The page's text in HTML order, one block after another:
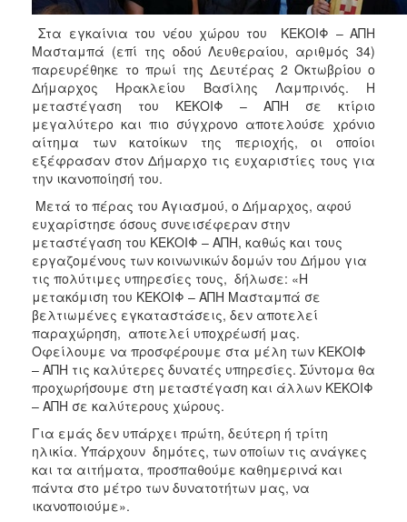
Κ.Δ.Α.Π.Α.μεΑ.
Αδειοδότηση
&
Έλεγχος
Βρεφονηπιακών
Σταθμών
Δημοτικό
Ιατρείο
Ξενώνας
Φιλοξενίας
Γυναικών
Κέντρο
Κοινότητας
Κοινωνικό
Φαρμακείο
Κοινωνικό
Παντοπωλείο
Ισότητα
των
Φύλων
Υγεία
Αυτόματοι
Απινιδωτές
Στα εγκαίνια του νέου χώρου του ΚΕΚΟΙΦ – ΑΠΗ
Μασταμπά (επί της οδού Λευθεραίου, αριθμός 34)
παρευρέθηκε το πρωί της Δευτέρας 2 Οκτωβρίου ο
Δήμαρχος Ηρακλείου Βασίλης Λαμπρινός. Η
μεταστέγαση του ΚΕΚΟΙΦ – ΑΠΗ σε κτίριο
μεγαλύτερο και πιο σύγχρονο αποτελούσε χρόνιο
αίτημα των κατοίκων της περιοχής, οι οποίοι
εξέφρασαν στον Δήμαρχο τις ευχαριστίες τους για
την ικανοποίησή του.
Μετά το πέρας του Αγιασμού, ο Δήμαρχος, αφού
ευχαρίστησε όσους συνεισέφεραν στην
μεταστέγαση του ΚΕΚΟΙΦ – ΑΠΗ, καθώς και τους
εργαζομένους των κοινωνικών δομών του Δήμου για
τις πολύτιμες υπηρεσίες τους, δήλωσε: «Η
μετακόμιση του ΚΕΚΟΙΦ – ΑΠΗ Μασταμπά σε
βελτιωμένες εγκαταστάσεις, δεν αποτελεί
παραχώρηση, αποτελεί υποχρέωσή μας.
Οφείλουμε να προσφέρουμε στα μέλη των ΚΕΚΟΙΦ
– ΑΠΗ τις καλύτερες δυνατές υπηρεσίες. Σύντομα θα
προχωρήσουμε στη μεταστέγαση και άλλων ΚΕΚΟΙΦ
– ΑΠΗ σε καλύτερους χώρους.
Για εμάς δεν υπάρχει πρώτη, δεύτερη ή τρίτη
ηλικία. Υπάρχουν δημότες, των οποίων τις ανάγκες
και τα αιτήματα, προσπαθούμε καθημερινά και
πάντα στο μέτρο των δυνατοτήτων μας, να
ικανοποιούμε».